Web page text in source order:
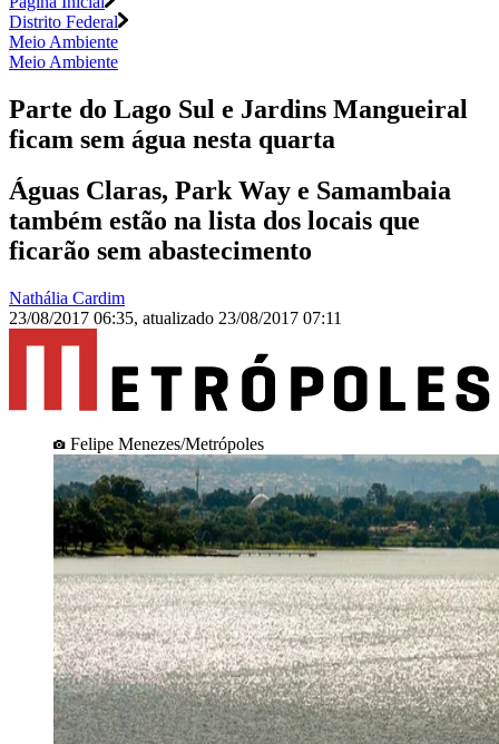
Distrito Federal
Meio Ambiente
Meio Ambiente
Parte do Lago Sul e Jardins Mangueiral
ficam sem água nesta quarta
Águas Claras, Park Way e Samambaia
também estão na lista dos locais que
ficarão sem abastecimento
Nathália Cardim
23/08/2017 06:35, atualizado 23/08/2017 07:11
Felipe Menezes/Metrópoles